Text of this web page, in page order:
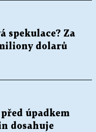
spekulace? Za
dolarů
úpadkem
dosahuje